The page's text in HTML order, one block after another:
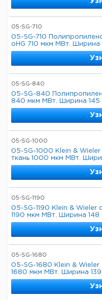
05-SG-710
05-SG-710
oHG 710 мкм МВт. Ширина
05-SG-840
05-SG-840
840 мкм МВт. Ширина 145
05-SG-1000
05-SG-1000 Klein &
ткань 1000 мкм МВт.
05-SG-1190
05-SG-1190 Klein & Wieler
1190 мкм МВт. Ширина 148
05-SG-1680
05-SG-1680 Klein &
1680 мкм МВт. Ширина 139